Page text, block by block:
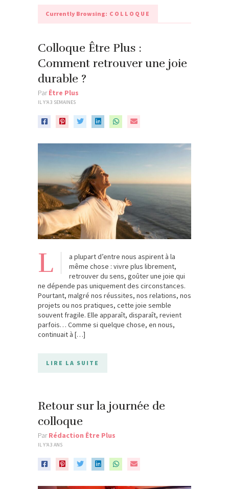
Currently Browsing: COLLOQUE
Colloque Être Plus :
Comment retrouver une joie
durable ?
ParÊtre Plus
IL Y'A 3 SEMAINES
L
a plupart d’entre nous aspirent à la
même chose : vivre plus librement,
retrouver du sens, goûter une joie qui
ne dépende pas uniquement des circonstances.
Pourtant, malgré nos réussites, nos relations, nos
projets ou nos pratiques, cette joie semble
souvent fragile. Elle apparaît, disparaît, revient
parfois… Comme si quelque chose, en nous,
continuait à […]
LIRE LA SUITE
Retour sur la journée de
colloque
ParRédaction Être Plus
IL Y'A 3 ANS